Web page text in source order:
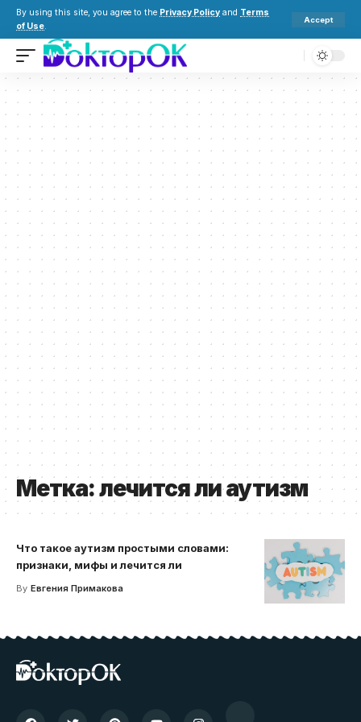
By using this site, you agree to the Privacy Policy and Terms
of Use.
Accept
Метка:лечится ли аутизм
Что такое аутизм простыми словами:
признаки, мифы и лечится ли
By Евгения Примакова